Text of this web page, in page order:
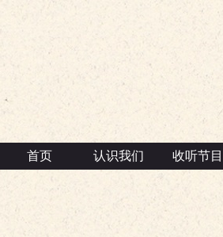
首页 认识我们 收听节目